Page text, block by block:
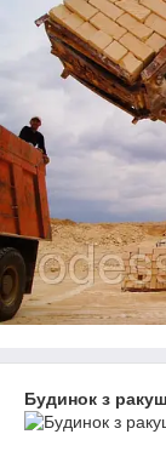
Будинок з